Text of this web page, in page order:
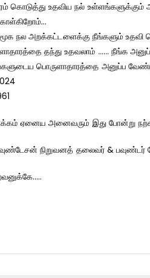
கொடுத்து உதவிய நல் உள்ளங்களுக்கும்
நல அறக்கட்டளைக்கு நீங்களும் உதவி
தந்து உதவலாம் …… நீங்க
பொருளாதாரத்தை அனுப்ப
ஏனைய அனைவரும் இது போன்று
நிறுவனத் தலைவர் & பவுண்டர்